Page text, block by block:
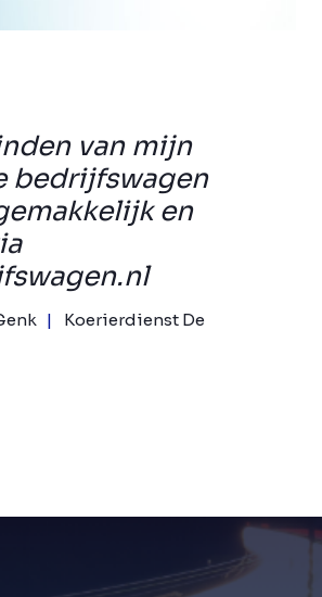
van mijn
bedrijfswagen
en
Koerierdienst De